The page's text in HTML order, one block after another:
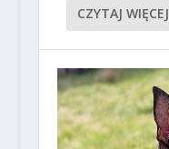
CZYTAJ WIĘCEJ